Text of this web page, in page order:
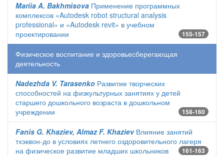
Mariia A. Bakhmisova Применение программных
комплексов «Autodesk robot structural analysis
professional» и «Autodesk revit» в учебном
проектировании
155-157
Физическое воспитание и здоровьесберегающая
деятельность
Nadezhda V. Tarasenko Развитие творческих
способностей на физкультурных занятиях у детей
старшего дошкольного возраста в дошкольном
учреждении
158-160
Fanis G. Khaziev, Almaz F. KhazievВлияние занятий
тхэквон-до в условиях летнего оздоровительного лагеря
на физическое развитие младших школьников
161-163